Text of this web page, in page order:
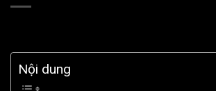
Nội dung